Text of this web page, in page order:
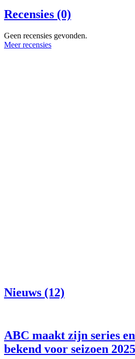
Recensies (0)
Geen recensies gevonden.
Meer recensies
Nieuws (12)
ABC maakt zijn series
bekend voor seizoen